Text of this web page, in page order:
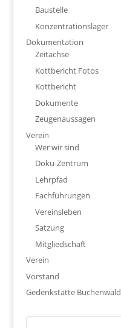
Baustelle
Konzentrationslager
Dokumentation
Zeitachse
Kottbericht Fotos
Kottbericht
Dokumente
Zeugenaussagen
Verein
Wer wir sind
Doku-Zentrum
Lehrpfad
Fachführungen
Vereinsleben
Satzung
Mitgliedschaft
Verein
Vorstand
Gedenkstätte Buchenwald